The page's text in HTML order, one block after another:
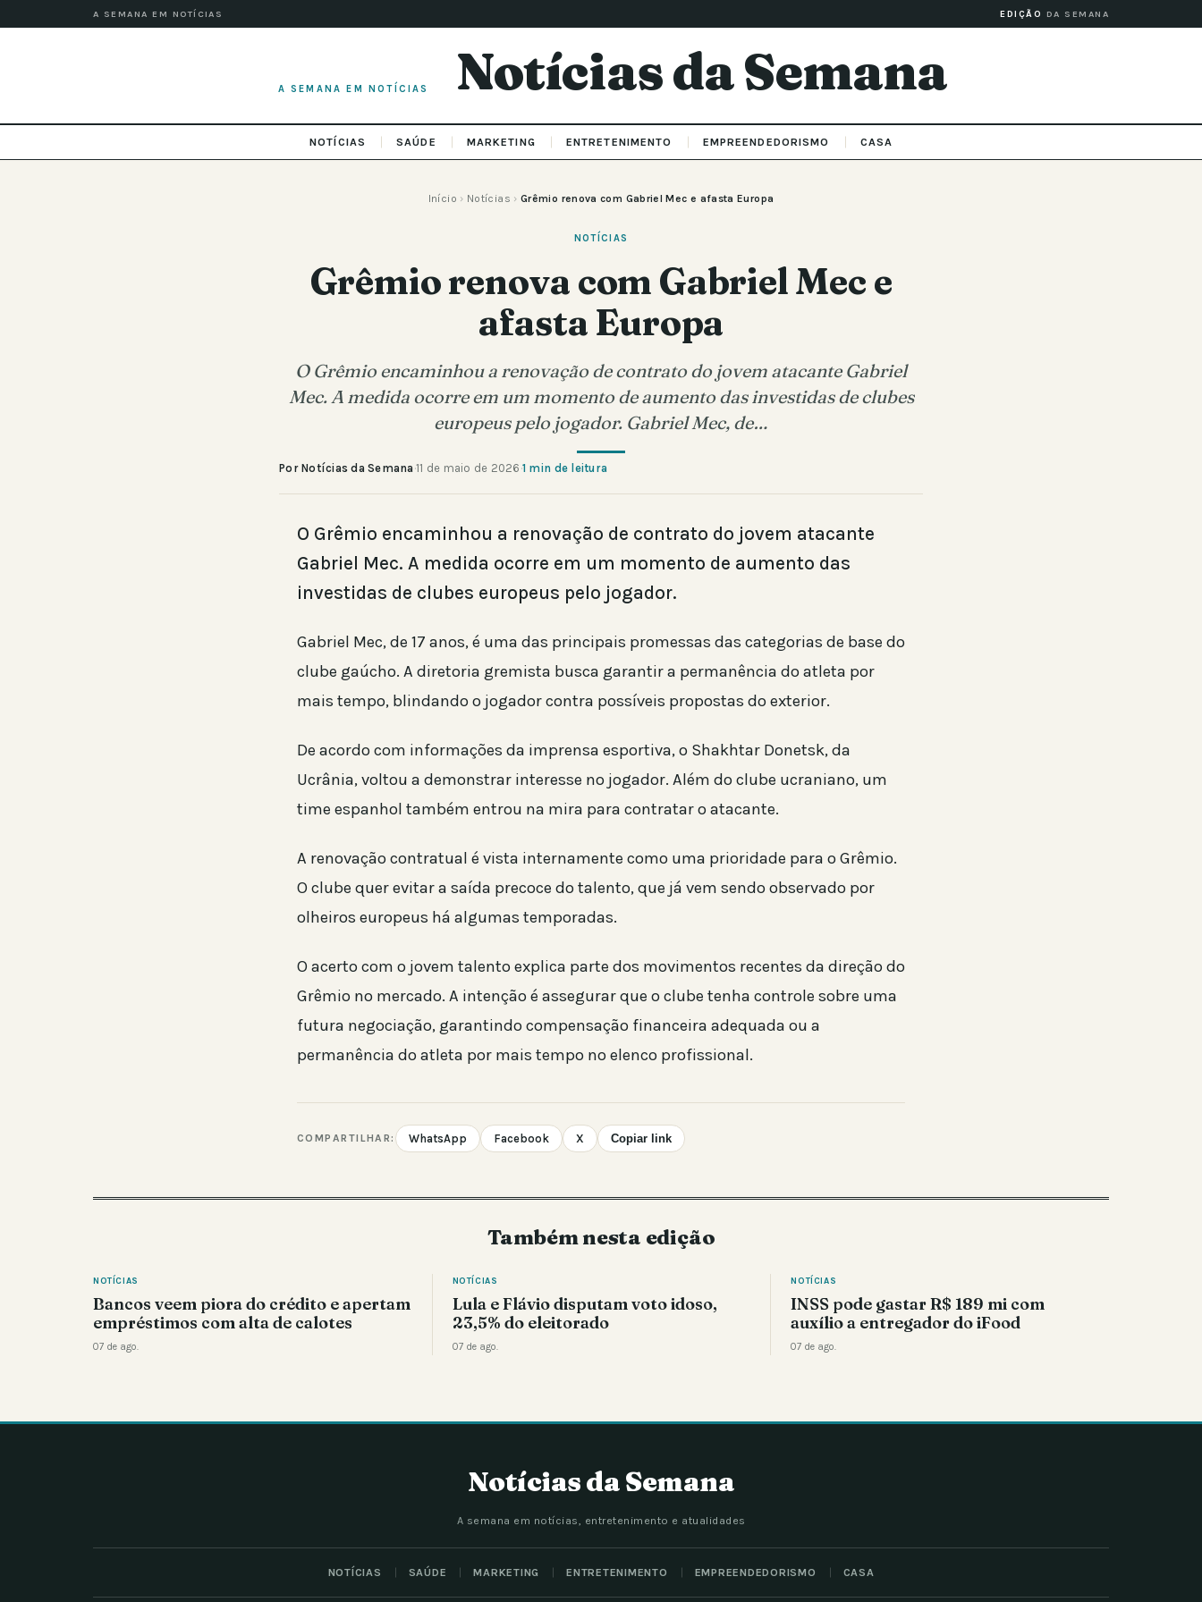
A SEMANA EM NOTÍCIAS EDIÇÃO DA SEMANA
A SEMANA EM NOTÍCIAS Notícias da Semana
NOTÍCIAS SAÚDE MARKETING ENTRETENIMENTO EMPREENDEDORISMO CASA
Início › Notícias › Grêmio renova com Gabriel Mec e afasta Europa
NOTÍCIAS
Grêmio renova com Gabriel Mec e
afasta Europa
O Grêmio encaminhou a renovação de contrato do jovem atacante Gabriel
Mec. A medida ocorre em um momento de aumento das investidas de clubes
europeus pelo jogador. Gabriel Mec, de…
Por Notícias da Semana ·11 de maio de 2026 ·1 min de leitura
O Grêmio encaminhou a renovação de contrato do jovem atacante
Gabriel Mec. A medida ocorre em um momento de aumento das
investidas de clubes europeus pelo jogador.
Gabriel Mec, de 17 anos, é uma das principais promessas das categorias de base do
clube gaúcho. A diretoria gremista busca garantir a permanência do atleta por
mais tempo, blindando o jogador contra possíveis propostas do exterior.
De acordo com informações da imprensa esportiva, o Shakhtar Donetsk, da
Ucrânia, voltou a demonstrar interesse no jogador. Além do clube ucraniano, um
time espanhol também entrou na mira para contratar o atacante.
A renovação contratual é vista internamente como uma prioridade para o Grêmio.
O clube quer evitar a saída precoce do talento, que já vem sendo observado por
olheiros europeus há algumas temporadas.
O acerto com o jovem talento explica parte dos movimentos recentes da direção do
Grêmio no mercado. A intenção é assegurar que o clube tenha controle sobre uma
futura negociação, garantindo compensação financeira adequada ou a
permanência do atleta por mais tempo no elenco profissional.
COMPARTILHAR: WhatsApp Facebook X Copiar link
Também nesta edição
NOTÍCIAS
Bancos veem piora do crédito e apertam
empréstimos com alta de calotes
07 de ago.
NOTÍCIAS
Lula e Flávio disputam voto idoso,
23,5% do eleitorado
07 de ago.
NOTÍCIAS
INSS pode gastar R$ 189 mi com
auxílio a entregador do iFood
07 de ago.
Notícias da Semana
A semana em notícias, entretenimento e atualidades
NOTÍCIAS SAÚDE MARKETING ENTRETENIMENTO EMPREENDEDORISMO CASA